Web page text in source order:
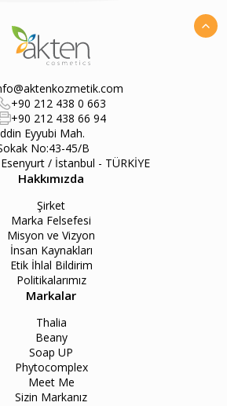
+90 212 438 0 663
+90 212 438 66 94
Eyyubi Mah.
No:43-45/B
/ İstanbul - TÜRKİYE
Hakkımızda
Şirket
Marka Felsefesi
Misyon ve Vizyon
İnsan Kaynakları
Etik İhlal Bildirim
Politikalarımız
Markalar
Thalia
Beany
Soap UP
Phytocomplex
Meet Me
Sizin Markanız